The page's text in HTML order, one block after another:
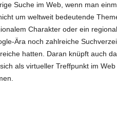
Suche im Web, wenn man
um weltweit bedeutende
Charakter oder ein
Ära noch zahlreiche
hatten. Daran knüpft auch
als virtueller Treffpunkt im